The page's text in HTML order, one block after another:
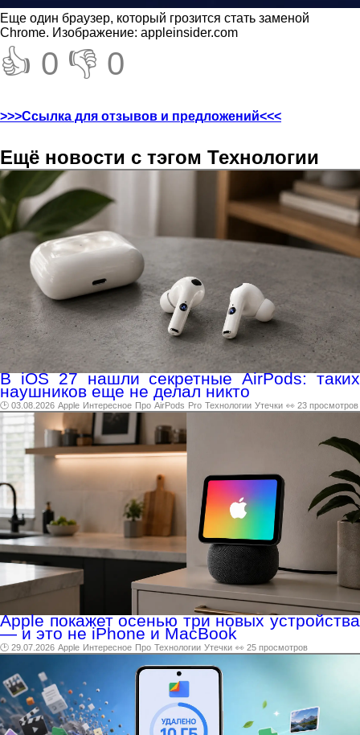
Еще один браузер, который грозится стать заменой
Chrome. Изображение: appleinsider.com
👍 0 👎 0
>>>Ссылка для отзывов и предложений<<<
Ещё новости с тэгом Технологии
В iOS 27 нашли секретные AirPods: таких
наушников еще не делал никто
🕑 03.08.2026 Apple Интересное Про AirPods Pro Технологии Утечки 👀 23 просмотров
Apple покажет осенью три новых устройства
— и это не iPhone и MacBook
🕑 29.07.2026 Apple Интересное Про Технологии Утечки 👀 25 просмотров